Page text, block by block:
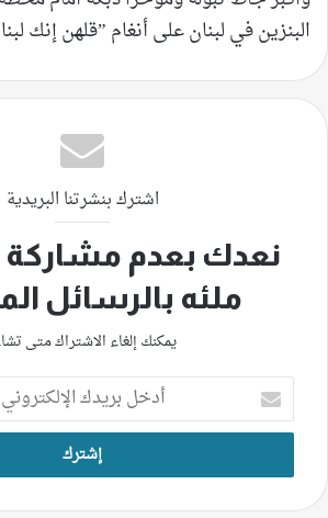
البنزين في لبنان على أنغام ”قلهن إنك
اشترك بنشرتنا البريدية
نعدك بعدم مشاركة
ملئه بالرسائل
يمكنك إلغاء الاشتراك متى
أدخل
بريدك
الإلكتروني